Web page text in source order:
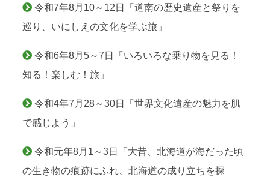
令和7年8月10～12日「道南の歴史遺産と祭りを
巡り、いにしえの文化を学ぶ旅」
令和6年8月5～7日「いろいろな乗り物を見る！
知る！楽しむ！旅」
令和4年7月28～30日「世界文化遺産の魅力を肌
で感じよう」
令和元年8月1～3日「大昔、北海道が海だった頃
の生き物の痕跡にふれ、北海道の成り立ちを探